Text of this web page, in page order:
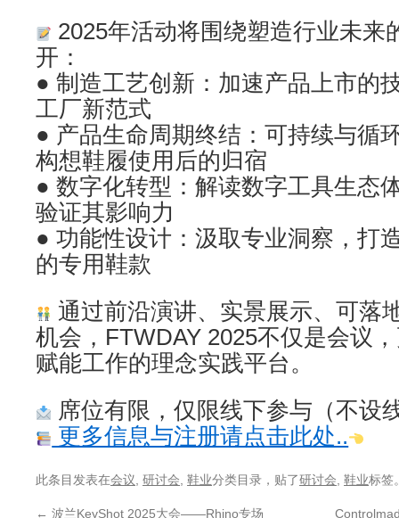
2025年活动将围绕塑造行业未来
开：
● 制造工艺创新：加速产品上市的
工厂新范式
● 产品生命周期终结：可持续与循
构想鞋履使用后的归宿
● 数字化转型：解读数字工具生态
验证其影响力
● 功能性设计：汲取专业洞察，打
的专用鞋款
通过前沿演讲、实景展示、可落
机会，FTWDAY 2025不仅是会议
赋能工作的理念实践平台。
席位有限，仅限线下参与（不设
更多信息与注册请点击此处..
此条目发表在会议 研讨会 鞋业分类目录，贴了研讨会 鞋业标签
← 波兰KeyShot 2025大会——Rhino专场